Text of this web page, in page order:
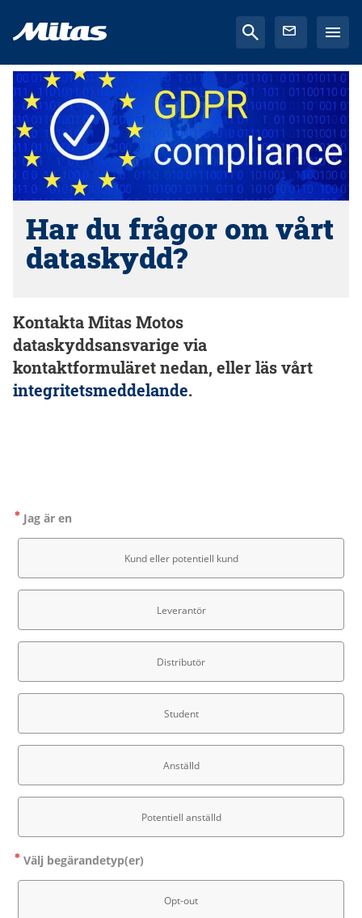
Har du frågor om vårt
dataskydd?
Kontakta Mitas Motos
dataskyddsansvarige via
kontaktformuläret nedan, eller läs vårt
integritetsmeddelande.